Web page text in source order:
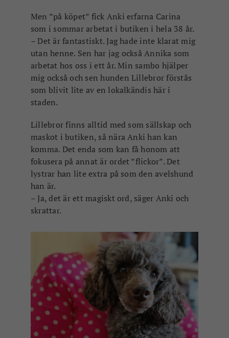
Men ”på köpet” fick Anki erfarna Carina
som i sommar arbetat i butiken i hela 38 år.
– Det är fantastiskt. Jag hade inte klarat mig
utan henne. Sen har jag också Annika som
arbetat hos oss i ett år. Min sambo hjälper
mig också och sen hunden Lillebror förstås
som blivit lite av en lokalkändis här i
staden.
Lillebror finns alltid med som sällskap och
maskot i butiken, så nära Anki han kan
komma. Det enda som kan få honom att
fokusera på annat är ordet ”flickor”. Det
lystrar han lite extra på som den avelshund
han är.
– Ja, det är ett magiskt ord, säger Anki och
skrattar.